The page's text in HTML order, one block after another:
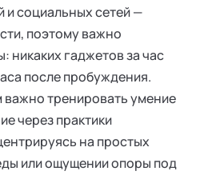
и социальных сетей —
поэтому важно
никаких гаджетов за час
после пробуждения.
важно тренировать умение
через практики
на простых
или ощущении опоры под